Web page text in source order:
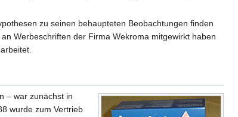
zu seinen behaupteten Beobachtungen finden
Werbeschriften der Firma Wekroma mitgewirkt haben
– war zunächst in
wurde zum Vertrieb